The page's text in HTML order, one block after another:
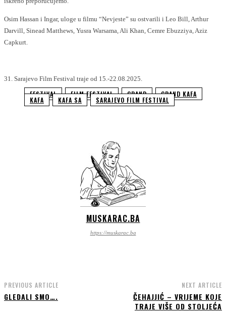
Osim Hassan i Ingar, uloge u filmu “Nevjeste” su ostvarili i Leo Bill, Arthur
Darvill, Sinead Matthews, Yusra Warsama, Ali Khan, Cemre Ebuzziya, Aziz
Capkurt.
31. Sarajevo Film Festival traje od 15.-22.08.2025.
FESTIVAL FILM FESTIVAL GRAND GRAND KAFA
KAFA KAFA SA SARAJEVO FILM FESTIVAL
MUSKARAC.BA
https://muskarac.ba
PREVIOUS ARTICLE
GLEDALI SMO….
NEXT ARTICLE
ČEHAJJIĆ – VRIJEME KOJE
TRAJE VIŠE OD STOLJEĆA